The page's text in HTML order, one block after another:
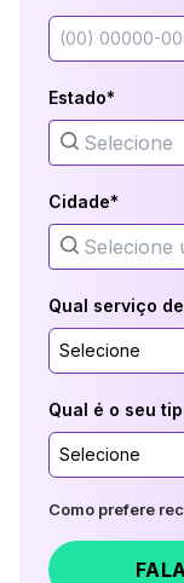
Estado*
Cidade*
Qual serviço
Selecione
Qual é o seu
Selecione
Como prefere